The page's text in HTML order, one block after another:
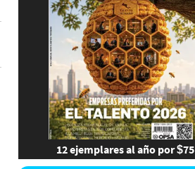
12 ejemplares al año por $75